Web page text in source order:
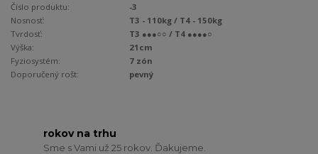
Číslo produktu:
-3
Nosnosť:
T3 - 110kg / T4 - 150kg
Tvrdosť:
T3 ●●●○○ / T4 ●●●●○
Výška:
21cm
Fyziosystém:
7 zón
Doporučený rošt:
pevný
rokov na trhu
Sme s Vami už 25 rokov. Ďakujeme.